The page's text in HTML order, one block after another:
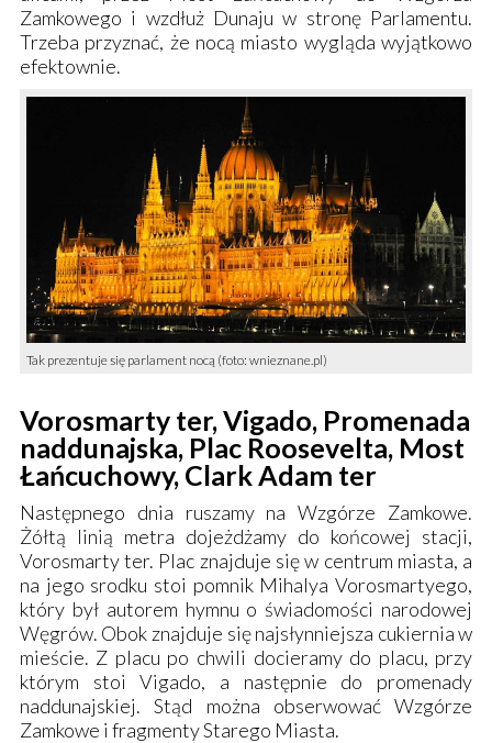
Zamkowego i wzdłuż Dunaju w stronę Parlamentu.
Trzeba przyznać, że nocą miasto wygląda wyjątkowo
efektownie.
Tak prezentuje się parlament nocą (foto: wnieznane.pl)
Vorosmarty ter, Vigado, Promenada
naddunajska, Plac Roosevelta, Most
Łańcuchowy, Clark Adam ter
Następnego dnia ruszamy naWzgórze Zamkowe.
Żółtą linią metra dojeżdżamy do końcowej stacji,
Vorosmarty ter. Plac znajduje się w centrum miasta, a
na jego srodku stoi pomnik Mihalya Vorosmartyego,
który był autorem hymnu o świadomości narodowej
Węgrów. Obok znajduje się najsłynniejsza cukiernia w
mieście. Z placu po chwili docieramy do placu, przy
którym stoi Vigado, a następnie do promenady
naddunajskiej. Stąd można obserwowaćWzgórze
Zamkowe i fragmentyStarego Miasta.